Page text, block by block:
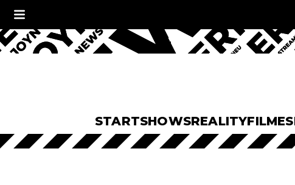
STARTSHOWSREALITYFILME